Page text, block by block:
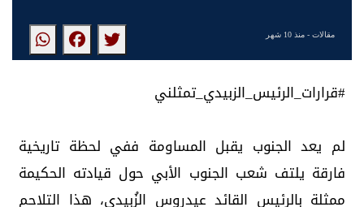
مقالات- منذ 10 شهر
‏#قرارات_الرئيس_الزبيدي_تمثلني
لم يعد الجنوب يقبل المساومة ففي لحظة تاريخية
فارقة يلتف شعب الجنوب الأبي حول قيادته الحكيمة
ممثلة بالرئيس القائد عيدروس الزُبيدي، هذا التلاحم